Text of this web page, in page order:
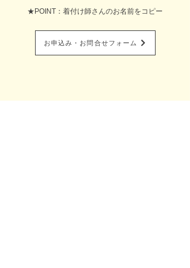
★POINT：着付け師さんのお名前をコピー
お申込み・お問合せフォーム